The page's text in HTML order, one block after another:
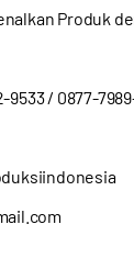
Produk
9533/ 0877-